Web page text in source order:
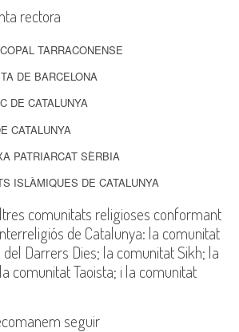
rectora
TARRACONENSE
DE BARCELONA
DE CATALUNYA
CATALUNYA
PATRIARCAT SÈRBIA
ISLÀMIQUES DE CATALUNYA
comunitats religioses conformant
de Catalunya: la comunitat
Darrers Dies; la comunitat Sikh; la
comunitat Taoista; i la comunitat
seguir